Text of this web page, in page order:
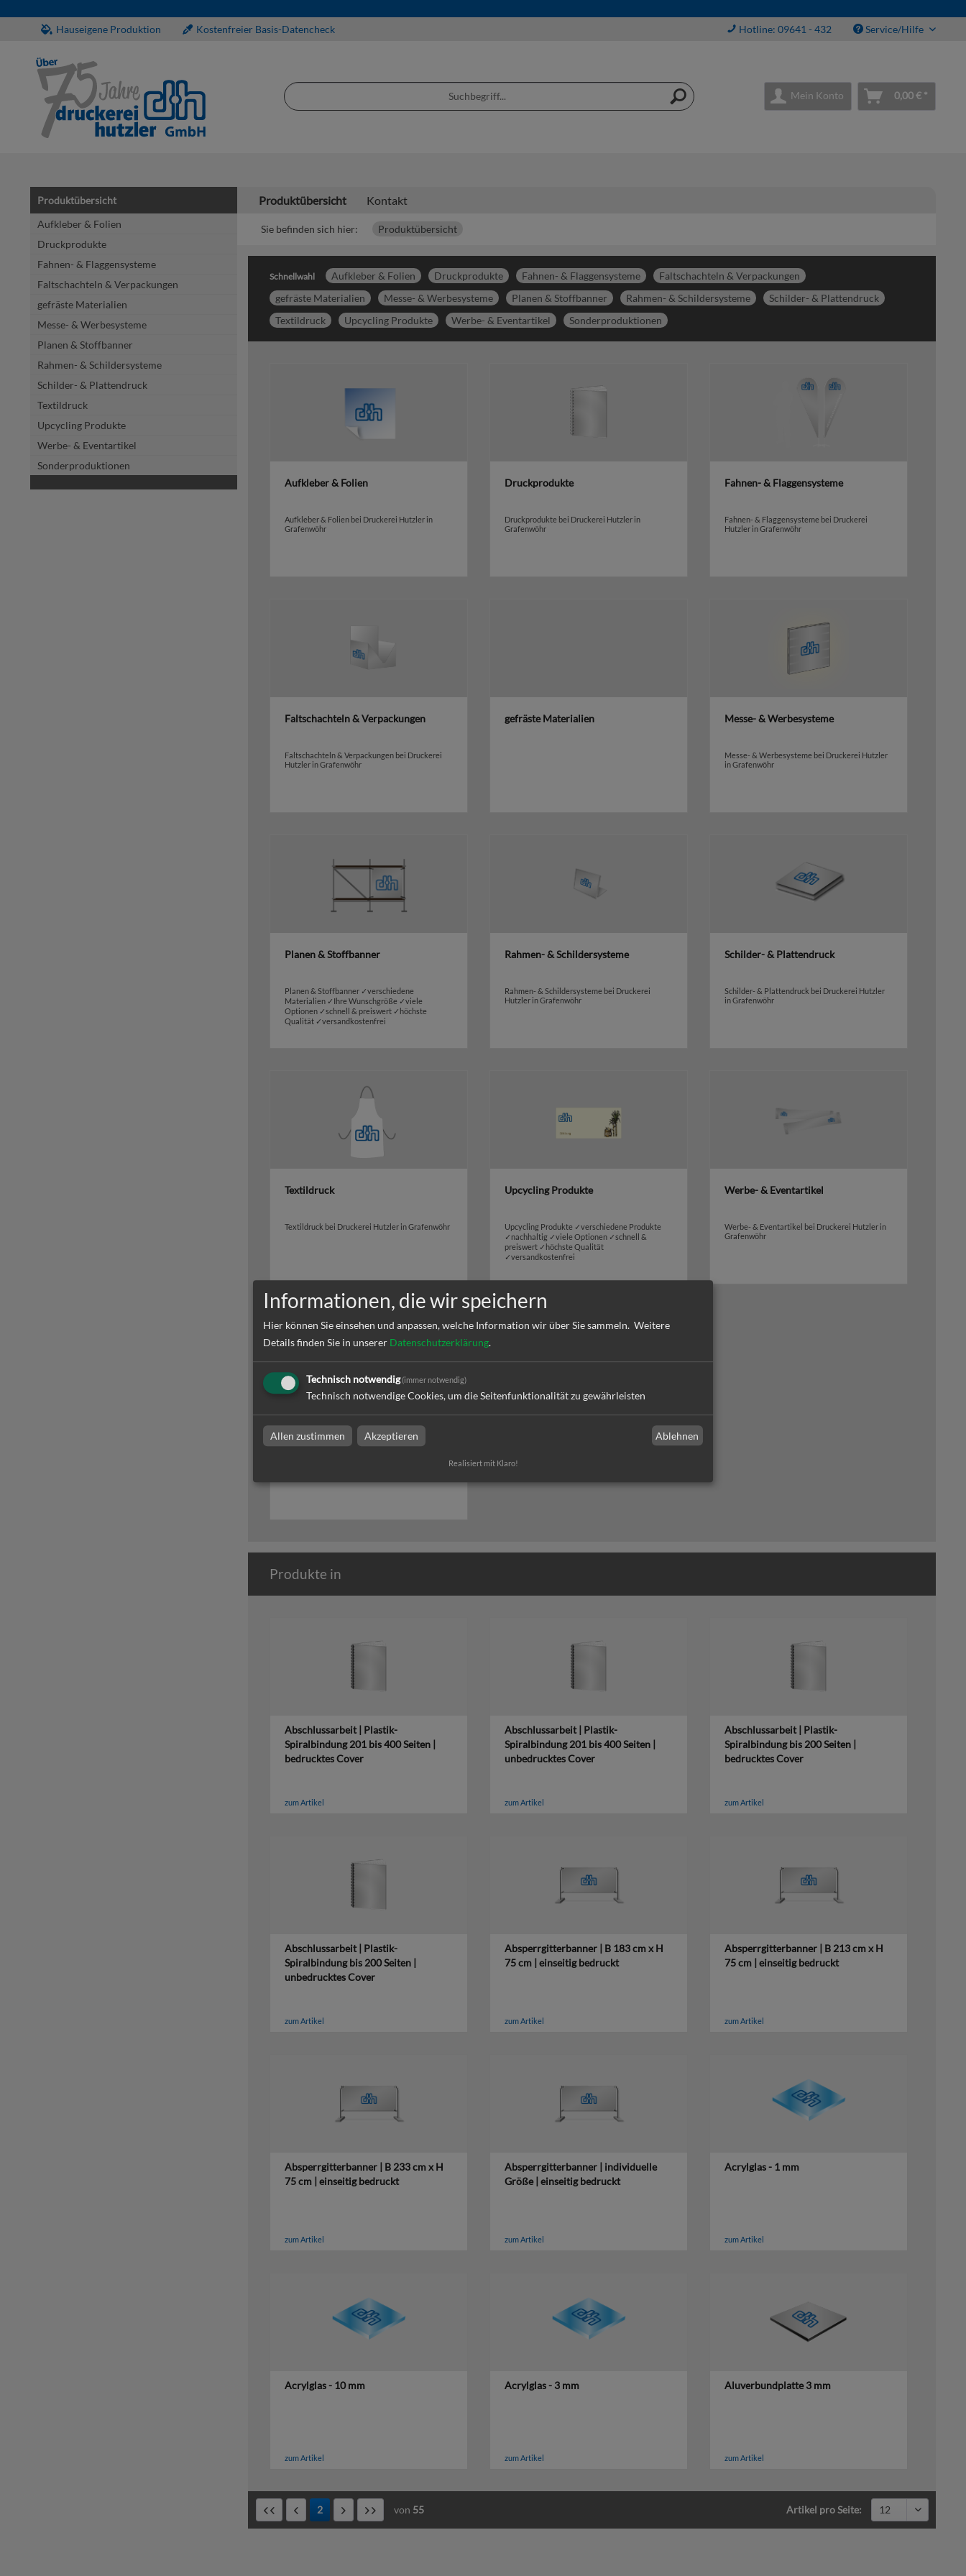
Hauseigene Produktion Kostenfreier Basis-Datencheck Hotline: 09641 - 432 Service/Hilfe
Mein Konto 0,00 € *
Produktübersicht
Aufkleber & Folien
Druckprodukte
Fahnen- & Flaggensysteme
Faltschachteln & Verpackungen
gefräste Materialien
Messe- & Werbesysteme
Planen & Stoffbanner
Rahmen- & Schildersysteme
Schilder- & Plattendruck
Textildruck
Upcycling Produkte
Werbe- & Eventartikel
Sonderproduktionen
Produktübersicht Kontakt
Sie befinden sich hier: Produktübersicht
Schnellwahl Aufkleber & Folien Druckprodukte Fahnen- & Flaggensysteme
Faltschachteln & Verpackungen
gefräste Materialien
Messe- & Werbesysteme Planen & Stoffbanner Rahmen- & Schildersysteme
Schilder- & Plattendruck
Textildruck
Upcycling Produkte Werbe- & Eventartikel Sonderproduktionen
Aufkleber & Folien
Aufkleber & Folien bei Druckerei Hutzler in
Grafenwöhr
Druckprodukte
Druckprodukte bei Druckerei Hutzler in
Grafenwöhr
Fahnen- & Flaggensysteme
Fahnen- & Flaggensysteme bei Druckerei
Hutzler in Grafenwöhr
Faltschachteln & Verpackungen
Faltschachteln & Verpackungen bei Druckerei
Hutzler in Grafenwöhr
gefräste Materialien Messe- & Werbesysteme
Messe- & Werbesysteme bei Druckerei Hutzler
in Grafenwöhr
Planen & Stoffbanner
Planen & Stoffbanner ✓verschiedene
Materialien ✓Ihre Wunschgröße ✓viele
Optionen ✓schnell & preiswert ✓höchste
Qualität ✓versandkostenfrei
Rahmen- & Schildersysteme
Rahmen- & Schildersysteme bei Druckerei
Hutzler in Grafenwöhr
Schilder- & Plattendruck
Schilder- & Plattendruck bei Druckerei Hutzler
in Grafenwöhr
Textildruck
Textildruck bei Druckerei Hutzler in Grafenwöhr
Upcycling Produkte
Upcycling Produkte ✓verschiedene Produkte
✓nachhaltig ✓viele Optionen ✓schnell &
preiswert ✓höchste Qualität
✓versandkostenfrei
Werbe- & Eventartikel
Werbe- & Eventartikel bei Druckerei Hutzler in
Grafenwöhr
Sonderproduktionen
Produkte in
Abschlussarbeit | Plastik-
Spiralbindung 201 bis 400 Seiten |
bedrucktes Cover
zum Artikel
Abschlussarbeit | Plastik-
Spiralbindung 201 bis 400 Seiten |
unbedrucktes Cover
zum Artikel
Abschlussarbeit | Plastik-
Spiralbindung bis 200 Seiten |
bedrucktes Cover
zum Artikel
Abschlussarbeit | Plastik-
Spiralbindung bis 200 Seiten |
unbedrucktes Cover
zum Artikel
Absperrgitterbanner | B 183 cm x H
75 cm | einseitig bedruckt
zum Artikel
Absperrgitterbanner | B 213 cm x H
75 cm | einseitig bedruckt
zum Artikel
Absperrgitterbanner | B 233 cm x H
75 cm | einseitig bedruckt
zum Artikel
Absperrgitterbanner | individuelle
Größe | einseitig bedruckt
zum Artikel
Acrylglas - 1 mm
zum Artikel
Acrylglas - 10 mm
zum Artikel
Acrylglas - 3 mm
zum Artikel
Aluverbundplatte 3 mm
zum Artikel
2 von 55 Artikel pro Seite:
Informationen, die wir speichern
Hier können Sie einsehen und anpassen, welche Information wir über Sie sammeln. Weitere
Details finden Sie in unserer Datenschutzerklärung.
Technisch notwendig(immer notwendig)
Technisch notwendige Cookies, um die Seitenfunktionalität zu gewährleisten
Allen zustimmen Akzeptieren Ablehnen
Realisiert mit Klaro!